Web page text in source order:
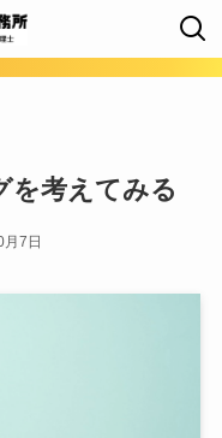
を考えてみる
7日